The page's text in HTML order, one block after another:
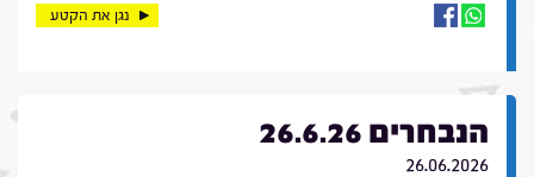
נגן את הקטע
הנבחרים 26.6.26
26.06.2026